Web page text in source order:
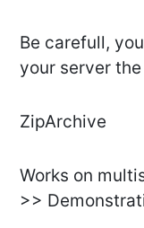
Be carefull,
your server
ZipArchive
Works on
>>